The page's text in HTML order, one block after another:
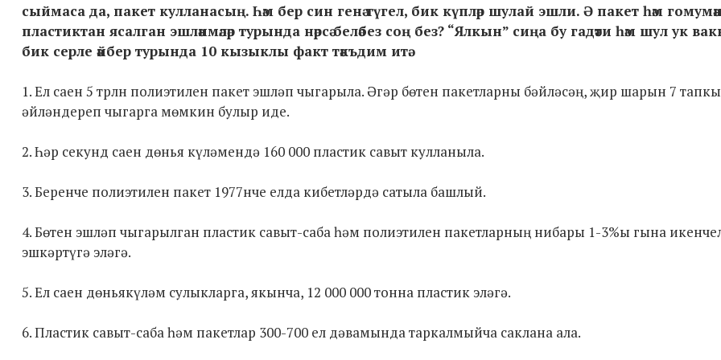
сыймаса да, пакет кулланасың. Һәм бер син генә түгел, бик күпләр шулай эшли. Ә пакет һәм гомумән
пластиктан ясалган эшләнмәләр турында нәрсә беләбез соң без? “Ялкын” сиңа бу гадәти һәм шул ук
бик серле әйбер турында 10 кызыклы факт тәкъдим итә.
1. Ел саен 5 трлн полиэтилен пакет эшләп чыгарыла. Әгәр бөтен пакетларны бәйләсәң, җир шарын 7
әйләндереп чыгарга мөмкин булыр иде.
2. Һәр секунд саен дөнья күләмендә 160 000 пластик савыт кулланыла.
3. Беренче полиэтилен пакет 1977нче елда кибетләрдә сатыла башлый.
4. Бөтен эшләп чыгарылган пластик савыт-саба һәм полиэтилен пакетларның нибары 1-3%ы гына
эшкәртүгә эләгә.
5. Ел саен дөньякүләм сулыкларга, якынча, 12 000 000 тонна пластик эләгә.
6. Пластик савыт-саба һәм пакетлар 300-700 ел дәвамында таркалмыйча саклана ала.